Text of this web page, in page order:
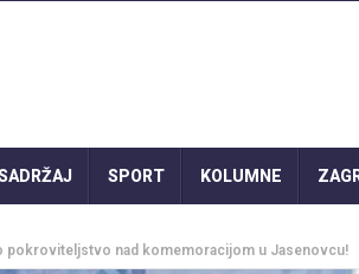
SPORT KOLUMNE
pokroviteljstvo nad komemoracijom u Jasenovcu!